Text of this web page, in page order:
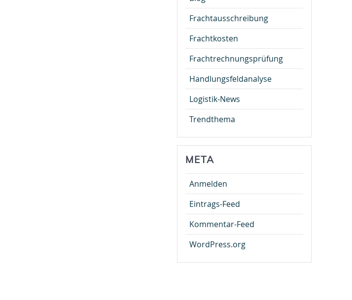
Frachtausschreibung
Frachtkosten
Frachtrechnungsprüfung
Handlungsfeldanalyse
Logistik-News
Trendthema
META
Anmelden
Eintrags-Feed
Kommentar-Feed
WordPress.org